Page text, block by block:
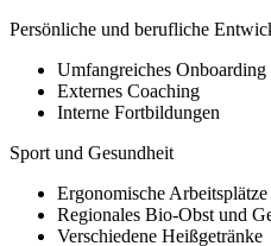
Persönliche und berufliche
Umfangreiches Onboarding
Externes Coaching
Interne Fortbildungen
Sport und Gesundheit
Ergonomische Arbeitsplätze
Regionales Bio-Obst und
Verschiedene Heißgetränke